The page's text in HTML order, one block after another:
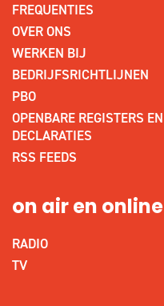
FREQUENTIES
OVER ONS
WERKEN BIJ
BEDRIJFSRICHTLIJNEN
PBO
OPENBARE REGISTERS EN
DECLARATIES
RSS FEEDS
on air en online
RADIO
TV